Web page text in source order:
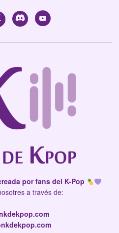
por fans del K-Pop
a través de: